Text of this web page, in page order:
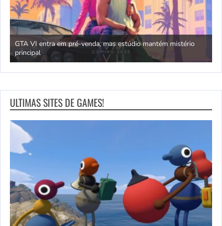
GTA VI entra em pré-venda, mas estúdio mantém mistério
principal
ULTIMAS SITES DE GAMES!